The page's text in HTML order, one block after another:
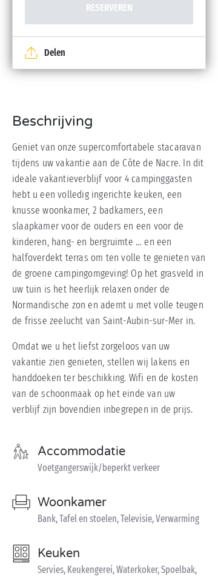
RESERVEREN
Delen
Beschrijving
Geniet van onze supercomfortabele stacaravan
tijdens uw vakantie aan de Côte de Nacre. In dit
ideale vakantieverblijf voor 4 campinggasten
hebt u een volledig ingerichte keuken, een
knusse woonkamer, 2 badkamers, een
slaapkamer voor de ouders en een voor de
kinderen, hang- en bergruimte … en een
halfoverdekt terras om ten volle te genieten van
de groene campingomgeving! Op het grasveld in
uw tuin is het heerlijk relaxen onder de
Normandische zon en ademt u met volle teugen
de frisse zeelucht van Saint-Aubin-sur-Mer in.
Omdat we u het liefst zorgeloos van uw
vakantie zien genieten, stellen wij lakens en
handdoeken ter beschikking. Wifi en de kosten
van de schoonmaak op het einde van uw
verblijf zijn bovendien inbegrepen in de prijs.
Accommodatie
Voetgangerswijk/beperkt verkeer
Woonkamer
Bank, Tafel en stoelen, Televisie, Verwarming
Keuken
Servies, Keukengerei, Waterkoker, Spoelbak,